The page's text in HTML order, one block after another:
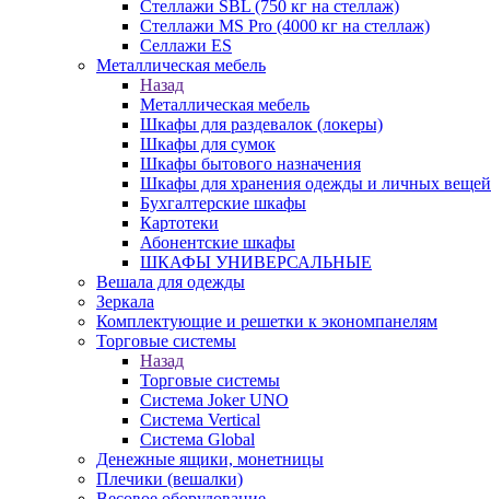
Стеллажи SBL (750 кг на стеллаж)
Стеллажи MS Pro (4000 кг на стеллаж)
Селлажи ES
Металлическая мебель
Назад
Металлическая мебель
Шкафы для раздевалок (локеры)
Шкафы для сумок
Шкафы бытового назначения
Шкафы для хранения одежды и личных вещей
Бухгалтерские шкафы
Картотеки
Абонентские шкафы
ШКАФЫ УНИВЕРСАЛЬНЫЕ
Вешала для одежды
Зеркала
Комплектующие и решетки к экономпанелям
Торговые системы
Назад
Торговые системы
Система Joker UNO
Система Vertical
Система Global
Денежные ящики, монетницы
Плечики (вешалки)